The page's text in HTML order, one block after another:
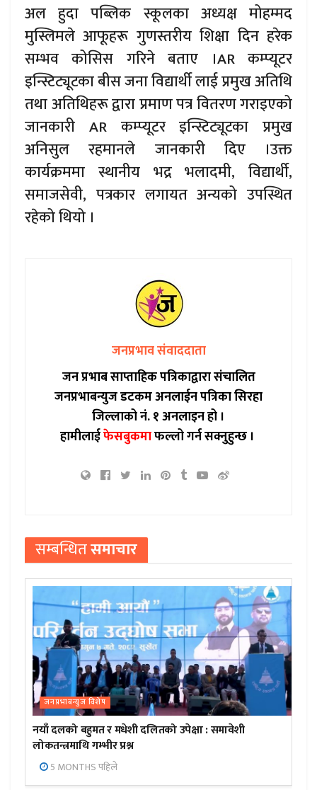
अल हुदा पब्लिक स्कूलका अध्यक्ष मोहम्मद
मुस्लिमले आफूहरू गुणस्तरीय शिक्षा दिन हरेक
सम्भव कोसिस गरिने बताए ।AR कम्प्यूटर
इन्स्टिट्यूटका बीस जना विद्यार्थी लाई प्रमुख अतिथि
तथा अतिथिहरू द्वारा प्रमाण पत्र वितरण गराइएको
जानकारी AR कम्प्यूटर इन्स्टिट्यूटका प्रमुख
अनिसुल रहमानले जानकारी दिए ।उक्त
कार्यक्रममा स्थानीय भद्र भलादमी, विद्यार्थी,
समाजसेवी, पत्रकार लगायत अन्यको उपस्थित
रहेको थियो ।
जनप्रभाव संवाददाता
जन प्रभाब साप्ताहिक पत्रिकाद्वारा संचालित
जनप्रभाबन्युज डटकम अनलाईन पत्रिका सिरहा
जिल्लाको नं. १ अनलाइन हो ।
हामीलाईफेसबुकमाफल्लो गर्न सक्नुहुन्छ ।
सम्बन्धितसमाचार
जनप्रभाबन्युज विशेष
नयाँ दलको बहुमत र मधेशी दलितको उपेक्षा : समावेशी
लोकतन्त्रमाथि गम्भीर प्रश्न
5 MONTHS पहिले